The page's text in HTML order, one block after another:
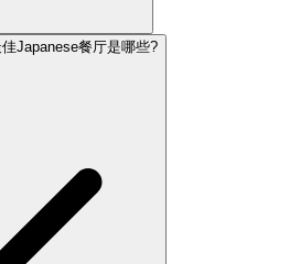
Japanese餐厅是哪些?